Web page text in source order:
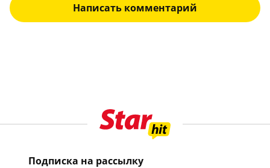
Написать комментарий
Подписка на рассылку